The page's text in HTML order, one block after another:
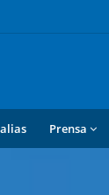
Prensa